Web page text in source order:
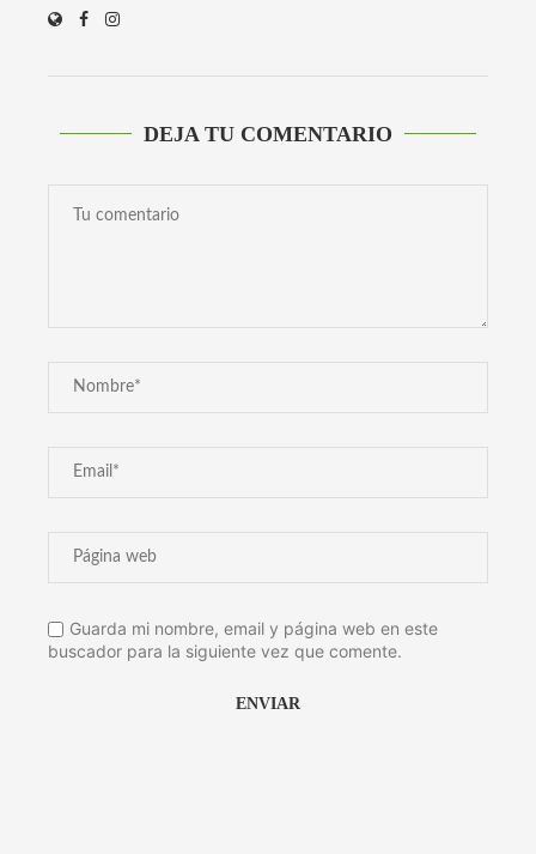
DEJA TU COMENTARIO
Guarda mi nombre, email y página web en este
buscador para la siguiente vez que comente.